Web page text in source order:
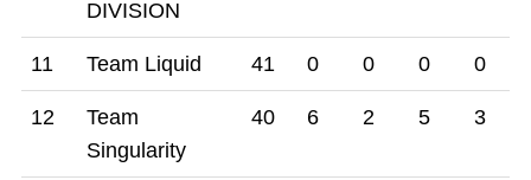
DIVISION
11 Team Liquid 41 0 0 0 0
12
Team
Singularity
40 6 2 5 3